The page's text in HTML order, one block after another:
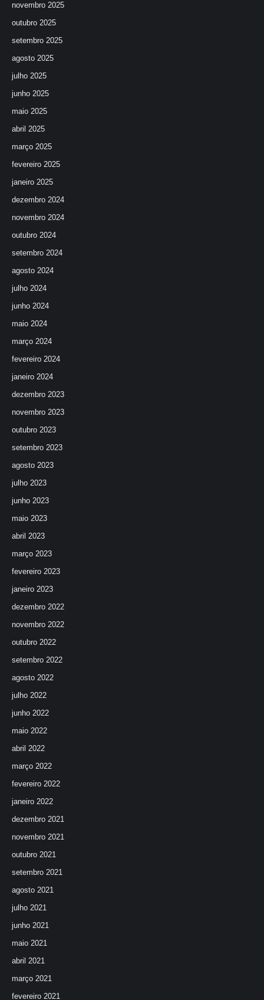
novembro 2025
outubro 2025
setembro 2025
agosto 2025
julho 2025
junho 2025
maio 2025
abril 2025
março 2025
fevereiro 2025
janeiro 2025
dezembro 2024
novembro 2024
outubro 2024
setembro 2024
agosto 2024
julho 2024
junho 2024
maio 2024
março 2024
fevereiro 2024
janeiro 2024
dezembro 2023
novembro 2023
outubro 2023
setembro 2023
agosto 2023
julho 2023
junho 2023
maio 2023
abril 2023
março 2023
fevereiro 2023
janeiro 2023
dezembro 2022
novembro 2022
outubro 2022
setembro 2022
agosto 2022
julho 2022
junho 2022
maio 2022
abril 2022
março 2022
fevereiro 2022
janeiro 2022
dezembro 2021
novembro 2021
outubro 2021
setembro 2021
agosto 2021
julho 2021
junho 2021
maio 2021
abril 2021
março 2021
fevereiro 2021